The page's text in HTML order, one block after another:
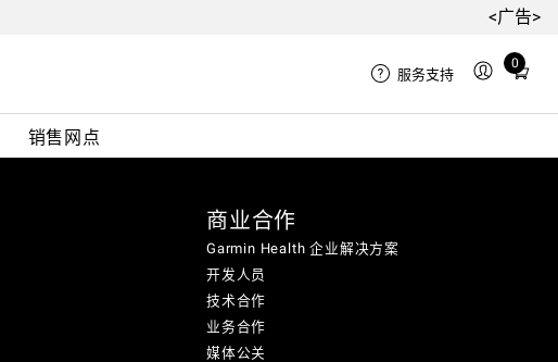
<广告>
销售网点
服务支持
0
Total
in
商业合作
Garmin Health 企业解决方案
开发人员
技术合作
业务合作
媒体公关